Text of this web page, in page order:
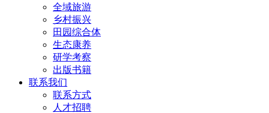
全域旅游
乡村振兴
田园综合体
生态康养
研学考察
出版书籍
联系我们
联系方式
人才招聘